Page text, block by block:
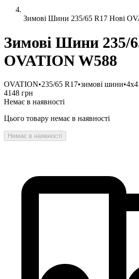
Зимові Шини 235/65 R17 Нові
Зимові Шини 235/
OVATION W588
OVATION•235/65 R17•зимові шини•4x4
4148 грн
Немає в наявності
Цього товару немає в наявності
Немає в наявності